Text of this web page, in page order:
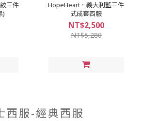
三件
)
HopeHeart．義大利藍三件
式成套西服
NT$2,500
NT$5,280
西服-經典西服